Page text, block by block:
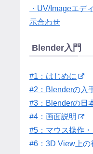
・UV/Imageエデ
示合わせ
Blender入門
#1：はじめに
#2：Blenderの入
#3：Blenderの日
#4：画面説明
#5：マウス操作
#6：3D View上の